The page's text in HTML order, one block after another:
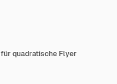
quadratische Flyer